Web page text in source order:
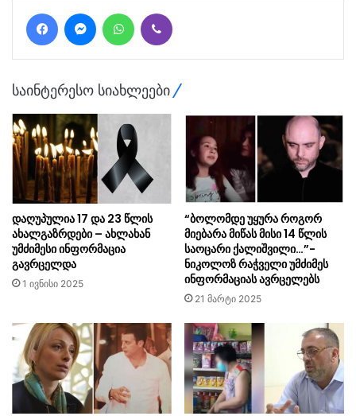
FacebookMessengerWhatsApp
საინტერესო სიახლეები
დაღუპულია 17 და 23 წლის
ახალგაზრდები – ახლახან
უმძიმესი ინფორმაცია
გავრცელდა
1 ივნისი 2025
“ბოლომდე უყურა როგორ
მიებარა მიწას მისი 14 წლის
საოცარი ქალიშვილი…”-
ნიკოლოზ რაჭველი უმძიმეს
ინფორმაციას ავრცელებს
21 მარტი 2025